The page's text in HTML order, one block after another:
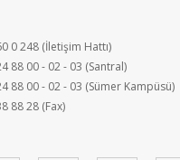
0 248 (İletişim Hattı)
88 00 - 02 - 03 (Santral)
88 00 - 02 - 03 (Sümer Kampüsü)
88 28 (Fax)